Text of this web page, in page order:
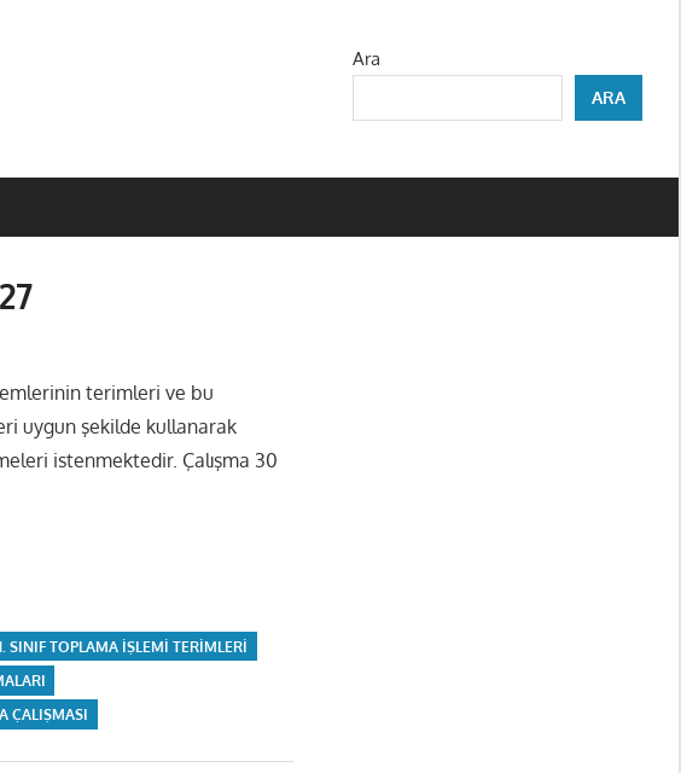
Ara
ARA
terimleri ve bu
uygun şekilde kullanarak
istenmektedir. Çalışma 30
SINIF TOPLAMA IŞLEMI TERIMLERI
ÇALIŞMASI